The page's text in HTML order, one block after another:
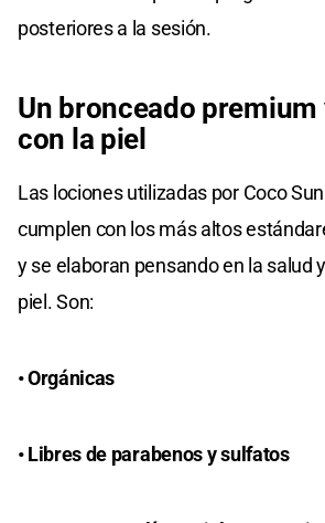
posteriores a la sesión.
Un bronceado
con la piel
Las lociones utilizadas por Coco
cumplen con los más altos
y se elaboran pensando en la salud
piel. Son:
•⁠ ⁠Orgánicas
•⁠ ⁠Libres de parabenos y sulfatos